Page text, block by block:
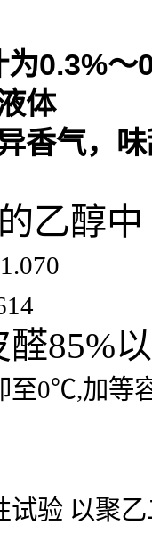
～
体
香气，
的乙醇中
醛85%
至0℃,加等
验 以聚